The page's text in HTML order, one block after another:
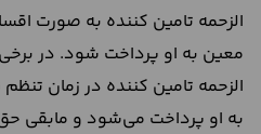
الزحمه تامین کننده به صورت
معین به او پرداخت شود. در
الزحمه تامین کننده در زمان تنظم
به او پرداخت می‌شود و مابقی